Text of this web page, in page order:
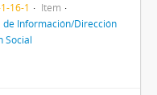
16-1
Item
de Información/Dirección
Social